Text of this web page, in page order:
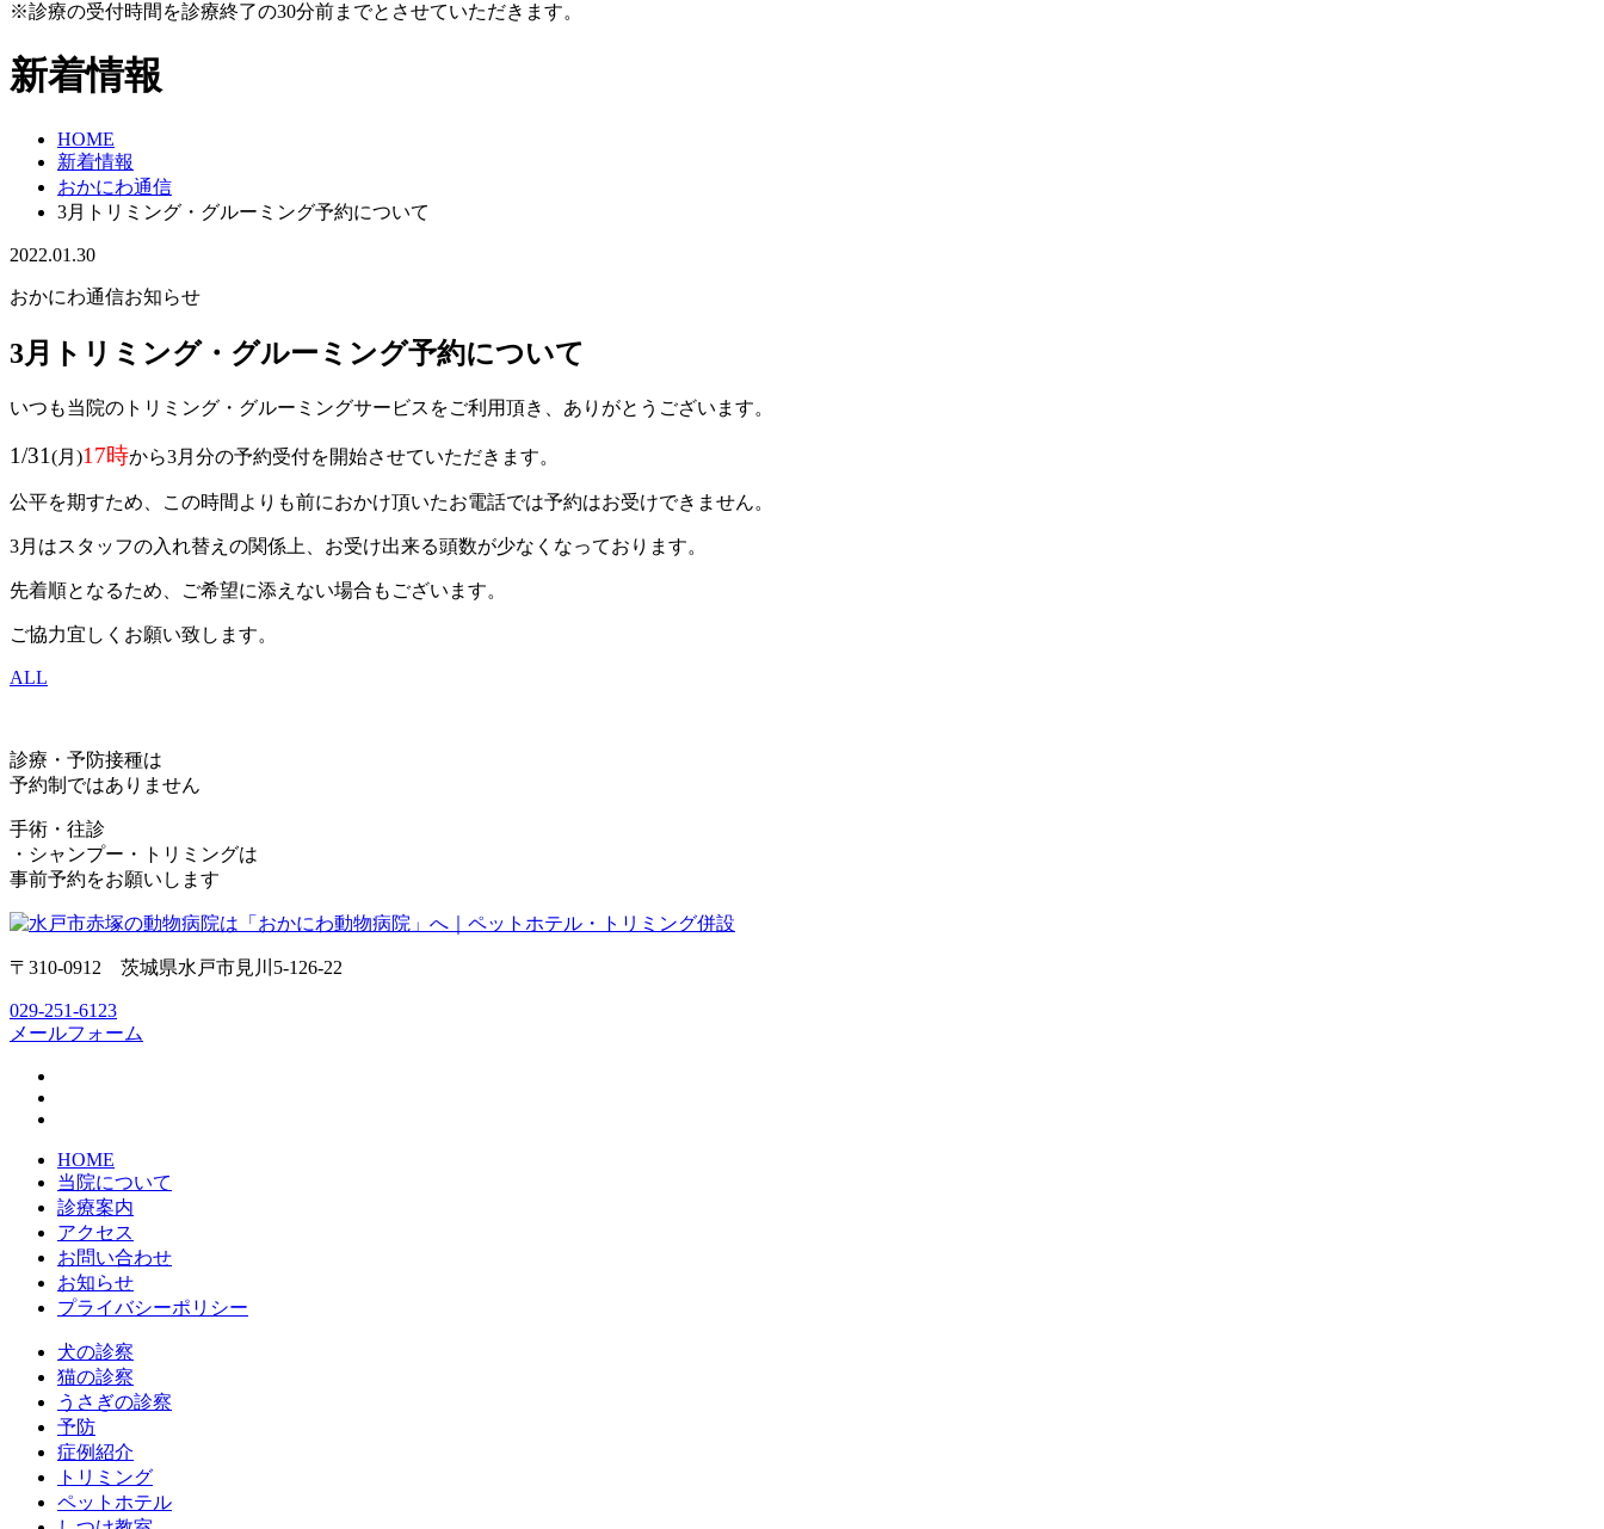
※診療の受付時間を診療終了の30分前までとさせていただきます。
新着情報
HOME
新着情報
おかにわ通信
3月トリミング・グルーミング予約について
2022.01.30
おかにわ通信お知らせ
3月トリミング・グルーミング予約について
いつも当院のトリミング・グルーミングサービスをご利用頂き、ありがとうございます。
1/31 (月)17時から3月分の予約受付を開始させていただきます。
公平を期すため、この時間よりも前におかけ頂いたお電話では予約はお受けできません。
3月はスタッフの入れ替えの関係上、お受け出来る頭数が少なくなっております。
先着順となるため、ご希望に添えない場合もございます。
ご協力宜しくお願い致します。
ALL
診療・予防接種は
予約制ではありません
手術・往診
・シャンプー・トリミングは
事前予約をお願いします
〒310-0912 茨城県水戸市見川5-126-22
029-251-6123
メールフォーム
HOME
当院について
診療案内
アクセス
お問い合わせ
お知らせ
プライバシーポリシー
犬の診察
猫の診察
うさぎの診察
予防
症例紹介
トリミング
ペットホテル